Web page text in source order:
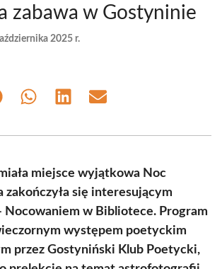
zabawa w Gostyninie
2025 r.
Share Share Share
miejsce wyjątkowa Noc
zakończyła się interesującym
Nocowaniem w Bibliotece. Program
występem poetyckim
przez Gostyniński Klub Poetycki,